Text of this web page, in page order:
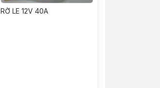
RỜ LE 12V 40A